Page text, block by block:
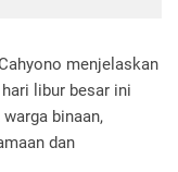
menjelaskan
libur besar ini
binaan,
dan